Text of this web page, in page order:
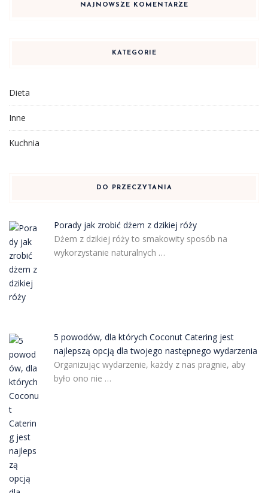
NAJNOWSZE KOMENTARZE
KATEGORIE
Dieta
Inne
Kuchnia
DO PRZECZYTANIA
Porady jak zrobić dżem z dzikiej róży
Dżem z dzikiej róży to smakowity sposób na
wykorzystanie naturalnych …
5 powodów, dla których Coconut Catering jest
najlepszą opcją dla twojego następnego wydarzenia
Organizując wydarzenie, każdy z nas pragnie, aby
było ono nie …